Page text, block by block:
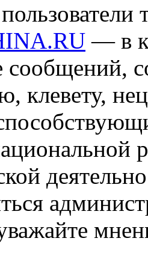
— в
сообщений,
клевету,